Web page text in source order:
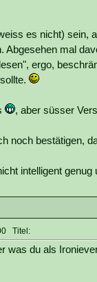
es nicht) sein,
Abgesehen mal
ergo,
, aber süsser
noch bestätigen,
intelligent
Titel:
was du als